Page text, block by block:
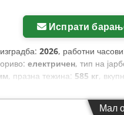
Испрати
2026, работни
електричен, тип на
, празна тежина: 585 кг,
Мал